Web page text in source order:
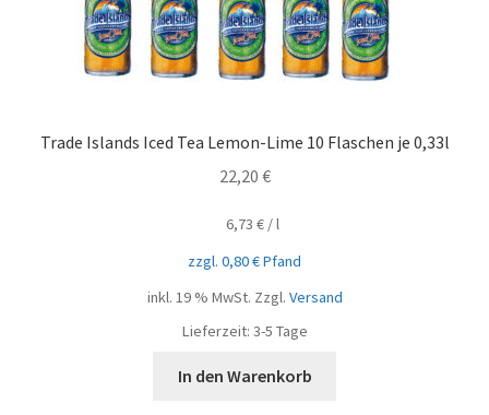
Trade Islands Iced Tea Lemon-Lime 10 Flaschen je 0,33l
22,20 €
6,73 €/l
zzgl. 0,80€Pfand
inkl. 19 % MwSt. Zzgl. Versand
Lieferzeit: 3-5 Tage
In den Warenkorb